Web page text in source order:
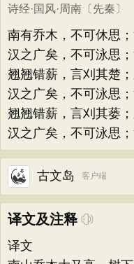
诗经·国风·周南 〔先秦〕
南有乔木，不可休思
汉之广矣，不可泳思
翘翘错薪，言刈其楚
汉之广矣，不可泳思
翘翘错薪，言刈其蒌
汉之广矣，不可泳思
古文岛 客户端
译文及注释
译文